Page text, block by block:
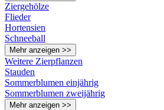
Ziergehölze
Flieder
Hortensien
Schneeball
Mehr anzeigen >>
Weitere Zierpflanzen
Stauden
Sommerblumen einjährig
Sommerblumen zweijährig
Mehr anzeigen >>